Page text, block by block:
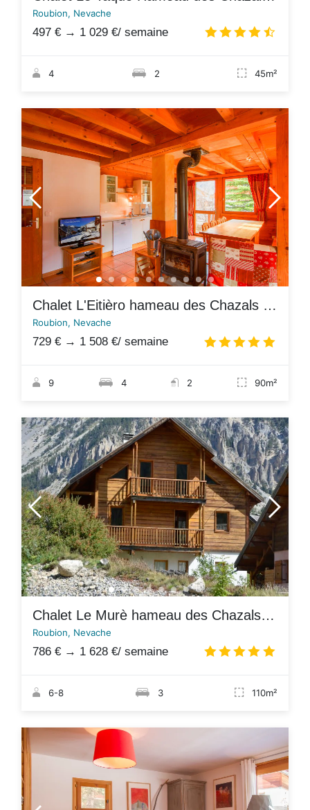
Roubion, Nevache
497 € → 1 029 €/ semaine
4 2 45m²
Chalet L'Eitièro hameau des Chazals Nevache Hautes Alpes
Roubion, Nevache
729 € → 1 508 €/ semaine
9 4 2 90m²
Chalet Le Murè hameau des Chazals Nevache Hautes Alpes
Roubion, Nevache
786 € → 1 628 €/ semaine
6-8 3 110m²